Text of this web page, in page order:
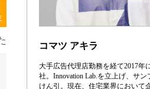
コマツ アキラ
大手広告代理店勤務を経て2017年
社。 Innovation Lab.を立上げ、サン
けん引。現在、住宅業界において